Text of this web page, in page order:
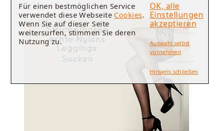
Für einen bestmöglichen Service
verwendet diese Webseite Cookies.
Wenn Sie auf dieser Seite
weitersurfen, stimmen Sie deren
Nutzung zu.
OK, alle
Einstellungen
akzeptieren
Auswahl selbst
vornehmen
Hinweis schließen